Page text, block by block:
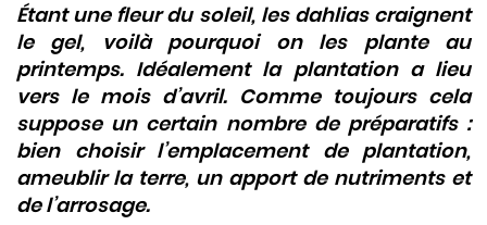
Étant une fleur du soleil, les dahlias craignent
le gel, voilà pourquoi on les plante au
printemps. Idéalement la plantation a lieu
vers le mois d’avril. Comme toujours cela
suppose un certain nombre de préparatifs :
bien choisir l’emplacement de plantation,
ameublir la terre, un apport de nutriments et
de l’arrosage.